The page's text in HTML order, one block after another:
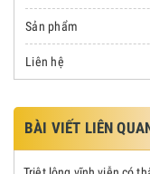
Sản phẩm
Liên hệ
BÀI VIẾT LIÊN